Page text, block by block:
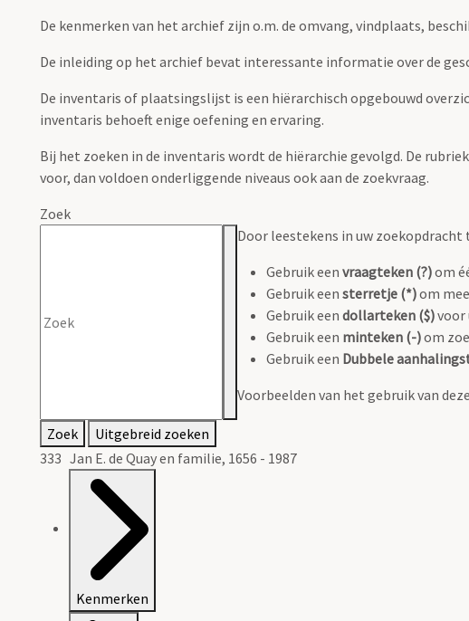
De kenmerken van het archief zijn o.m. de omvang, vindplaats,
De inleiding op het archief bevat interessante informatie over de
De inventaris of plaatsingslijst is een hiërarchisch opgebouwd
inventaris behoeft enige oefening en ervaring.
Bij het zoeken in de inventaris wordt de hiërarchie gevolgd. De
voor, dan voldoen onderliggende niveaus ook aan de zoekvraag.
Zoek
Door leestekens in uw
Gebruik een vraagteken (?)om
Gebruik een sterretje (*)om
Gebruik een dollarteken ($)voor
Gebruik een minteken (-)om
Gebruik een Dubbele
Voorbeelden van het gebruik van
Zoek
Uitgebreid zoeken
333 Jan E. de Quay en familie, 1656 - 1987
Kenmerken